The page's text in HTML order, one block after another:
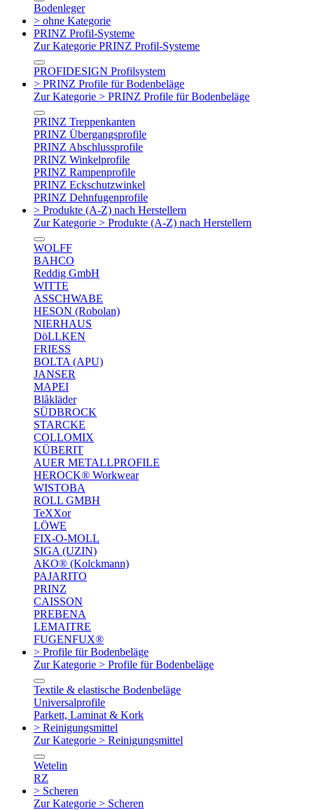
Bodenleger
> ohne Kategorie
PRINZ Profil-Systeme
Zur Kategorie PRINZ Profil-Systeme
PROFIDESIGN Profilsystem
> PRINZ Profile für Bodenbeläge
Zur Kategorie > PRINZ Profile für Bodenbeläge
PRINZ Treppenkanten
PRINZ Übergangsprofile
PRINZ Abschlussprofile
PRINZ Winkelprofile
PRINZ Rampenprofile
PRINZ Eckschutzwinkel
PRINZ Dehnfugenprofile
> Produkte (A-Z) nach Herstellern
Zur Kategorie > Produkte (A-Z) nach Herstellern
WOLFF
BAHCO
Reddig GmbH
WITTE
ASSCHWABE
HESON (Robolan)
NIERHAUS
DöLLKEN
FRIESS
BOLTA (APU)
JANSER
MAPEI
Blåkläder
SÜDBROCK
STARCKE
COLLOMIX
KÜBERIT
AUER METALLPROFILE
HEROCK® Workwear
WISTOBA
ROLL GMBH
TeXXor
LÖWE
FIX-O-MOLL
SIGA (UZIN)
AKO® (Kolckmann)
PAJARITO
PRINZ
CAISSON
PREBENA
LEMAITRE
FUGENFUX®
> Profile für Bodenbeläge
Zur Kategorie > Profile für Bodenbeläge
Textile & elastische Bodenbeläge
Universalprofile
Parkett, Laminat & Kork
> Reinigungsmittel
Zur Kategorie > Reinigungsmittel
Wetelin
RZ
> Scheren
Zur Kategorie > Scheren